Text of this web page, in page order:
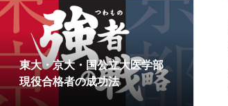
東大・京大・国公立大医学部
現役合格者の成功法